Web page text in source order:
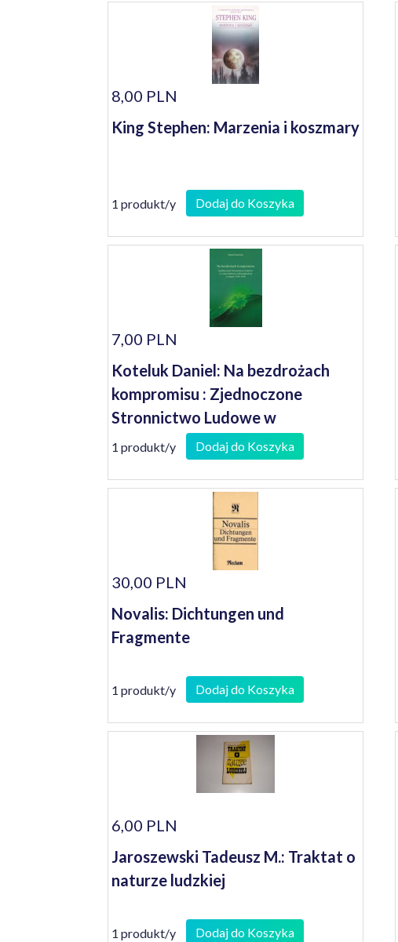
8,00 PLN
King Stephen: Marzenia i koszmary
1 produkt/y Dodaj do Koszyka
7,00 PLN
Koteluk Daniel: Na bezdrożach
kompromisu : Zjednoczone
Stronnictwo Ludowe w
województwie zielonogórskim w
latach 1950-1956
1 produkt/y Dodaj do Koszyka
30,00 PLN
Novalis: Dichtungen und
Fragmente
1 produkt/y Dodaj do Koszyka
6,00 PLN
Jaroszewski Tadeusz M.: Traktat o
naturze ludzkiej
1 produkt/y Dodaj do Koszyka